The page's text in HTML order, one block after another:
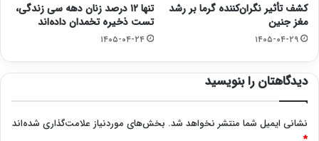
کشف تأثیر نگران‌کننده گرما بر رشد
مغز جنین
۱۴۰۵-۰۴-۲۹
تنها ۱۲ درصد زنان دهه سی زندگی،
تست ذخیره تخمدان داده‌اند
۱۴۰۵-۰۴-۲۴
دیدگاهتان را بنویسید
نشانی ایمیل شما منتشر نخواهد شد. بخش‌های موردنیاز علامت‌گذاری شده‌اند